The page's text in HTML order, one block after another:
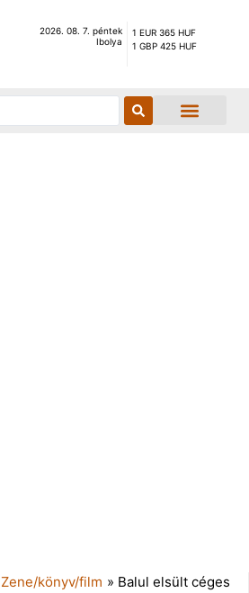
2026. 08. 7. péntek
Ibolya
1 EUR 365 HUF
1 GBP 425 HUF
Zene/könyv/film » Balul elsült céges